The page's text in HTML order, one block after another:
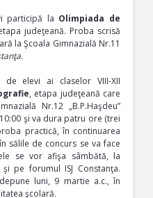
participă la Olimpiada de
judeţeană. Proba scrisă
la Şcoala Gimnazială Nr.11
.
elevi ai claselor VIII-XII
, etapa judeţeană care
Nr.12 „B.P.Haşdeu”
şi va dura patru ore (trei
practică, în continuarea
sălile de concurs se va face
se vor afişa sâmbătă, la
pe forumul ISJ Constanţa.
luni, 9 martie a.c., în
şcolară.